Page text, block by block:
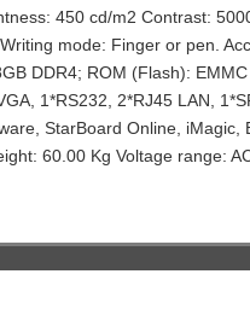
450 cd/m2 Contrast:
mode: Finger or pen.
DDR4; ROM (Flash):
1*RS232, 2*RJ45 LAN,
StarBoard Online,
60.00 Kg Voltage range: